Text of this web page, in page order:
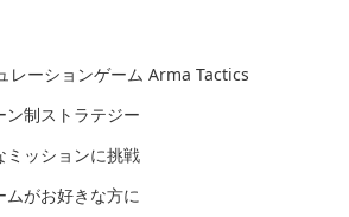
レーションゲーム Arma Tactics
ン制ストラテジー
ミッションに挑戦
がお好きな方に